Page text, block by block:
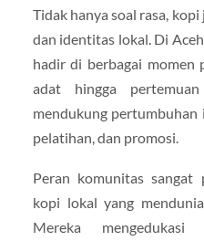
Tidak hanya soal rasa,
dan identitas lokal. Di
hadir di berbagai momen
adat hingga
mendukung
pelatihan, dan promosi.
Peran komunitas sangat
kopi lokal yang
Mereka